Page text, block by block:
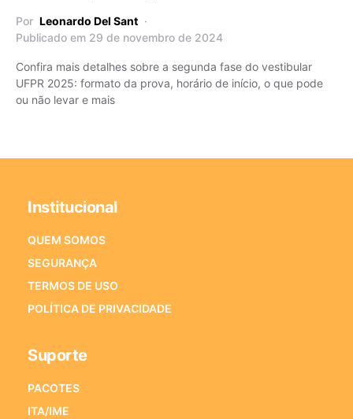
Por Leonardo Del Sant
Publicado em 29 de novembro de 2024
Confira mais detalhes sobre a segunda fase do vestibular
UFPR 2025: formato da prova, horário de início, o que pode
ou não levar e mais
Institucional
QUEM SOMOS
SEGURANÇA
TERMOS DE USO
POLÍTICA DE PRIVACIDADE
Suporte
PACOTES
ITA/IME